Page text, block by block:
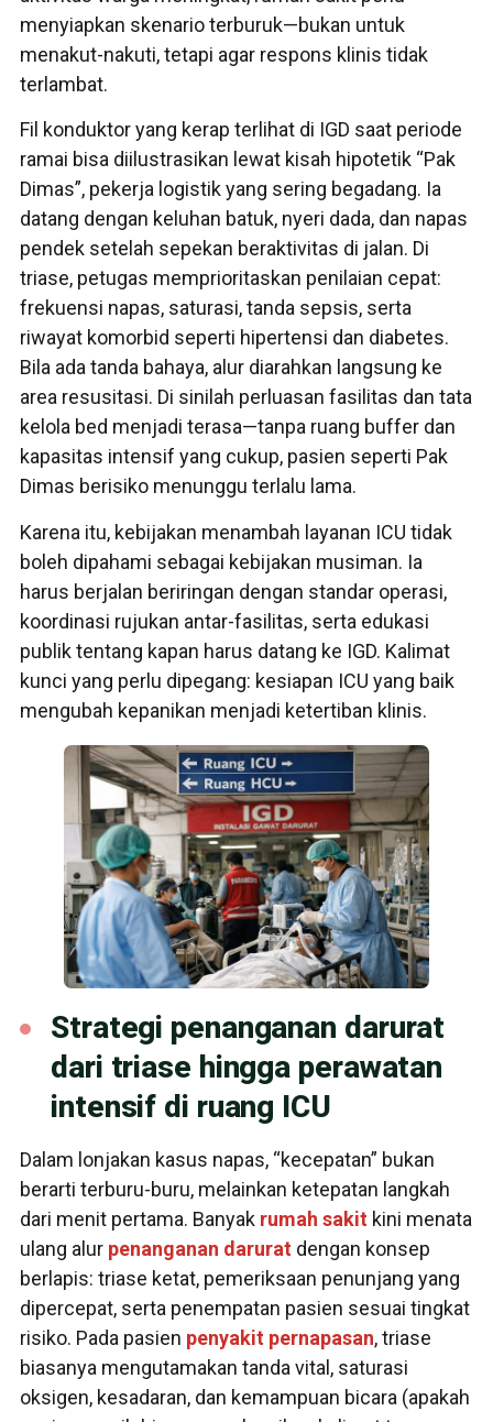
menyiapkan skenario terburuk—bukan untuk
menakut-nakuti, tetapi agar respons klinis tidak
terlambat.
Fil konduktor yang kerap terlihat di IGD saat periode
ramai bisa diilustrasikan lewat kisah hipotetik “Pak
Dimas”, pekerja logistik yang sering begadang. Ia
datang dengan keluhan batuk, nyeri dada, dan napas
pendek setelah sepekan beraktivitas di jalan. Di
triase, petugas memprioritaskan penilaian cepat:
frekuensi napas, saturasi, tanda sepsis, serta
riwayat komorbid seperti hipertensi dan diabetes.
Bila ada tanda bahaya, alur diarahkan langsung ke
area resusitasi. Di sinilah perluasan fasilitas dan tata
kelola bed menjadi terasa—tanpa ruang buffer dan
kapasitas intensif yang cukup, pasien seperti Pak
Dimas berisiko menunggu terlalu lama.
Karena itu, kebijakan menambah layanan ICU tidak
boleh dipahami sebagai kebijakan musiman. Ia
harus berjalan beriringan dengan standar operasi,
koordinasi rujukan antar-fasilitas, serta edukasi
publik tentang kapan harus datang ke IGD. Kalimat
kunci yang perlu dipegang: kesiapan ICU yang baik
mengubah kepanikan menjadi ketertiban klinis.
Strategi penanganan darurat
dari triase hingga perawatan
intensif di ruang ICU
Dalam lonjakan kasus napas, “kecepatan” bukan
berarti terburu-buru, melainkan ketepatan langkah
dari menit pertama. Banyak rumah sakit kini menata
ulang alur penanganan darurat dengan konsep
berlapis: triase ketat, pemeriksaan penunjang yang
dipercepat, serta penempatan pasien sesuai tingkat
risiko. Pada pasien penyakit pernapasan, triase
biasanya mengutamakan tanda vital, saturasi
oksigen, kesadaran, dan kemampuan bicara (apakah